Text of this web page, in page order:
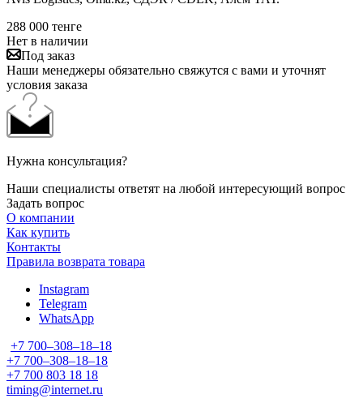
288 000 тенге
Нет в наличии
Под заказ
Наши менеджеры обязательно свяжутся с вами и уточнят
условия заказа
Нужна консультация?
Наши специалисты ответят на любой интересующий вопрос
Задать вопрос
О компании
Как купить
Контакты
Правила возврата товара
Instagram
Telegram
WhatsApp
+7 700‒308‒18‒18
+7 700‒308‒18‒18
+7 700 803 18 18
timing@internet.ru